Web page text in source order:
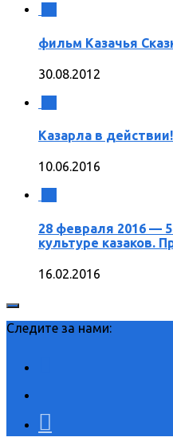
фильм Казачья
30.08.2012
Казарла в
10.06.2016
28 февраля 2016 —
культуре казаков.
16.02.2016
Следите за нами: